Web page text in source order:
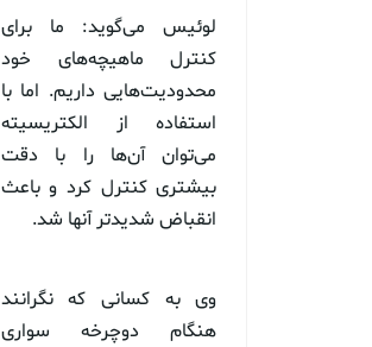
لوئیس می‌گوید: ما برای
کنترل ماهیچه‌های خود
محدودیت‌هایی داریم. اما با
استفاده از الکتریسیته
می‌توان آن‌ها را با دقت
بیشتری کنترل کرد و باعث
انقباض شدیدتر آنها شد.
وی به کسانی که نگرانند
هنگام دوچرخه سواری